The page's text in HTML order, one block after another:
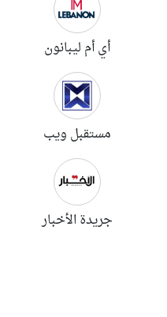
أي أم ليبانون
مستقبل ويب
جريدة الأخبار